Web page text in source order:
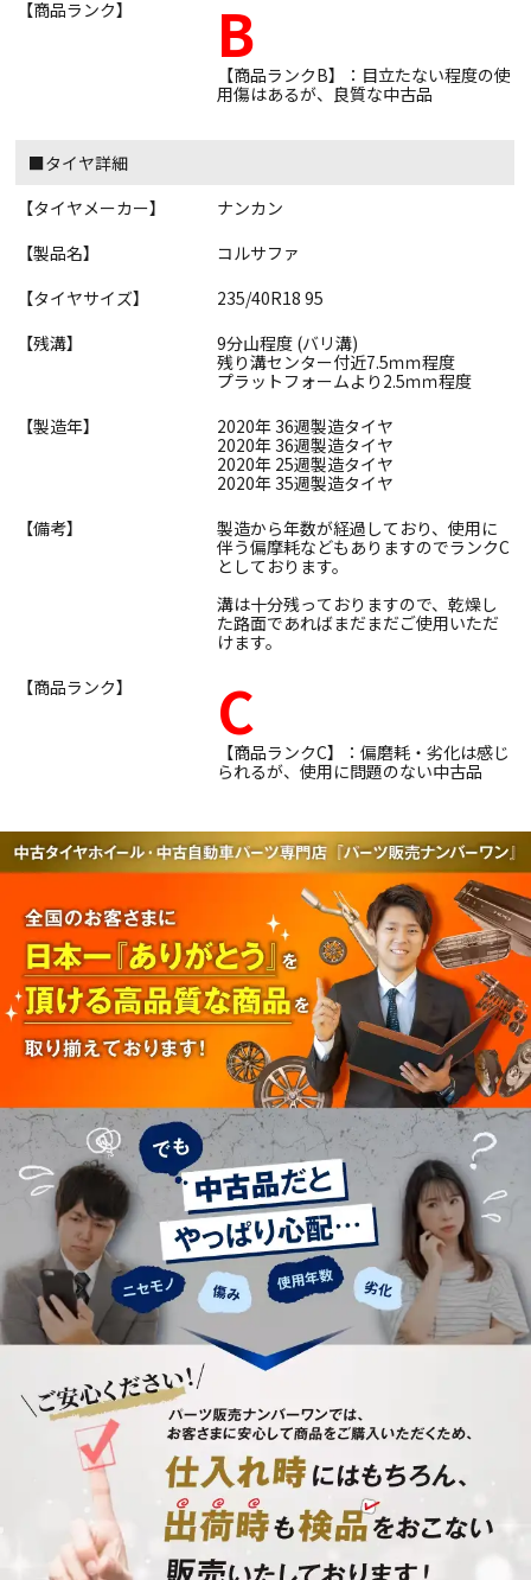
【商品ランク】 B
【商品ランクB】：目立たない程度の使
用傷はあるが、良質な中古品
■タイヤ詳細
【タイヤメーカー】
ナンカン
【製品名】
コルサファ
【タイヤサイズ】
235/40R18 95
【残溝】
9分山程度 (バリ溝)
残り溝センター付近7.5ｍｍ程度
プラットフォームより2.5ｍｍ程度
【製造年】
2020年 36週製造タイヤ
2020年 36週製造タイヤ
2020年 25週製造タイヤ
2020年 35週製造タイヤ
【備考】
製造から年数が経過しており、使用に
伴う偏摩耗などもありますのでランクC
としております。
溝は十分残っておりますので、乾燥し
た路面であればまだまだご使用いただ
けます。
【商品ランク】
C
【商品ランクC】：偏磨耗・劣化は感じ
られるが、使用に問題のない中古品